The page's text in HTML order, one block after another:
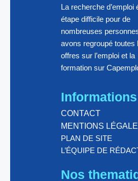
La recherche d’emploi
étape difficile pour de
nombreuses
avons regroupé toutes
offres sur l’emploi et la
formation sur
Informations
CONTACT
MENTIONS
PLAN DE SITE
L’ÉQUIPE DE
Nos